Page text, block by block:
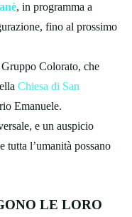
, in programma a
fino al prossimo
Colorato, che
Chiesa di San
Emanuele.
e un auspicio
tutta l’umanità possano
LE LORO